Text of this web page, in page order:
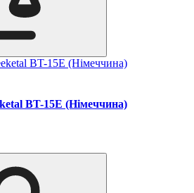
BT-15E (Німеччина)